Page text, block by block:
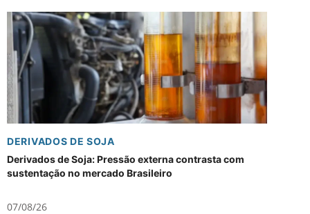
DERIVADOS DE SOJA
Derivados de Soja: Pressão externa contrasta com
sustentação no mercado Brasileiro
07/08/26